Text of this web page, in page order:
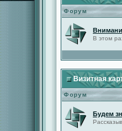
Форум
В этом
Визитная
Форум
Будем